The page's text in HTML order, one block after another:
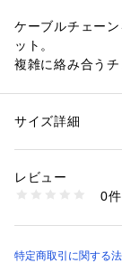
ケーブルチェー
ット。
複雑に絡み合う
1本で存在感を発
同デザインのゴ
こちらの商品は
※生産時期により
性別：レディース
ングル
生産国：日本製
サイズ詳細
レビュー
0件
特定商取引に関する